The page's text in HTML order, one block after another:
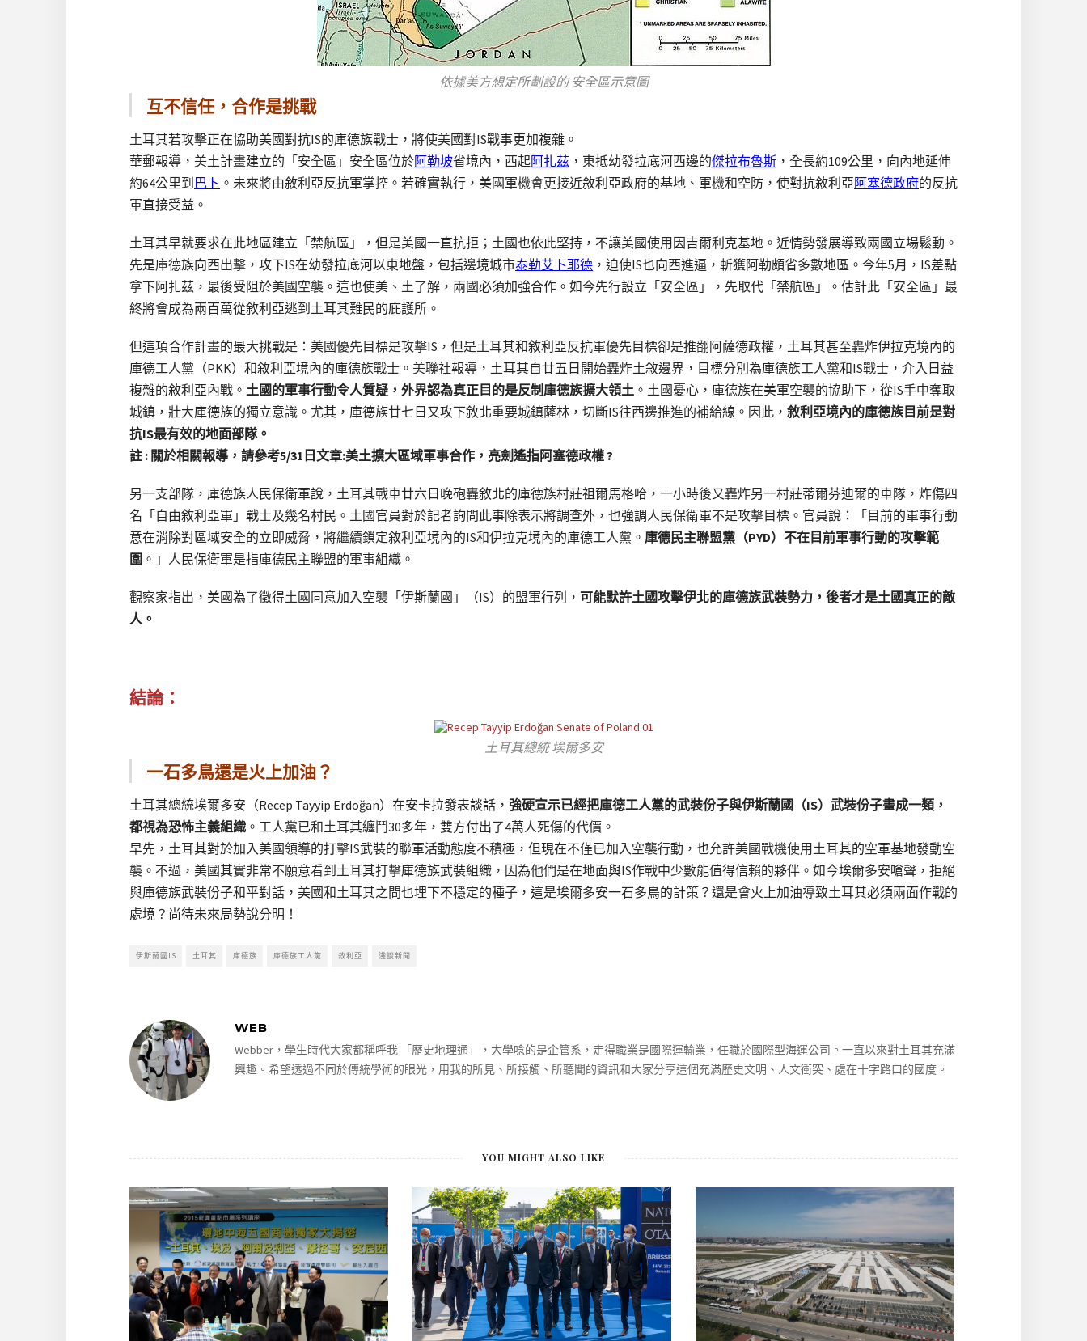
依據美方想定所劃設的 安全區示意圖
互不信任，合作是挑戰
土耳其若攻擊正在協助美國對抗IS的庫德族戰士，將使美國對IS戰事更加複雜。
華郵報導，美土計畫建立的「安全區」安全區位於阿勒坡省境內，西起阿扎茲 ，東抵幼發拉底河西邊的傑拉布魯斯 ，全長約109公里，向內地延伸
約64公里到 巴卜 。未來將由敘利亞反抗軍掌控。若確實執行，美國軍機會更接近敘利亞政府的基地、軍機和空防，使對抗敘利亞阿塞德政府的反抗
軍直接受益。
土耳其早就要求在此地區建立「禁航區」，但是美國一直抗拒；土國也依此堅持，不讓美國使用因吉爾利克基地。近情勢發展導致兩國立場鬆動。
先是庫德族向西出擊，攻下IS在幼發拉底河以東地盤，包括邊境城市泰勒艾卜耶德 ，迫使IS也向西進逼，斬獲阿勒頗省多數地區。今年5月，IS差點
拿下阿扎茲，最後受阻於美國空襲。這也使美、土了解，兩國必須加強合作。如今先行設立「安全區」，先取代「禁航區」。估計此「安全區」最
終將會成為兩百萬從敘利亞逃到土耳其難民的庇護所。
但這項合作計畫的最大挑戰是：美國優先目標是攻擊IS，但是土耳其和敘利亞反抗軍優先目標卻是推翻阿薩德政權，土耳其甚至轟炸伊拉克境內的
庫德工人黨（PKK）和敘利亞境內的庫德族戰士。美聯社報導，土耳其自廿五日開始轟炸土敘邊界，目標分別為庫德族工人黨和IS戰士，介入日益
複雜的敘利亞內戰。 土國的軍事行動令人質疑，外界認為真正目的是反制庫德族擴大領土 。土國憂心，庫德族在美軍空襲的協助下，從IS手中奪取
城鎮，壯大庫德族的獨立意識。尤其，庫德族廿七日又攻下敘北重要城鎮薩林，切斷IS往西邊推進的補給線。因此， 敘利亞境內的庫德族目前是對
抗IS最有效的地面部隊。
註 : 關於相關報導，請參考5/31日文章:美土擴大區域軍事合作，亮劍遙指阿塞德政權 ?
另一支部隊，庫德族人民保衛軍說，土耳其戰車廿六日晚砲轟敘北的庫德族村莊祖爾馬格哈，一小時後又轟炸另一村莊蒂爾芬迪爾的車隊，炸傷四
名「自由敘利亞軍」戰士及幾名村民。土國官員對於記者詢問此事除表示將調查外，也強調人民保衛軍不是攻擊目標。官員說：「目前的軍事行動
意在消除對區域安全的立即威脅，將繼續鎖定敘利亞境內的IS和伊拉克境內的庫德工人黨。 庫德民主聯盟黨（PYD）不在目前軍事行動的攻擊範
圍 。」人民保衛軍是指庫德民主聯盟的軍事組織。
觀察家指出，美國為了徵得土國同意加入空襲「伊斯蘭國」（IS）的盟軍行列， 可能默許土國攻擊伊北的庫德族武裝勢力，後者才是土國真正的敵
人。
結論：
土耳其總統 埃爾多安
一石多鳥還是火上加油？
土耳其總統埃爾多安（Recep Tayyip Erdoğan）在安卡拉發表談話， 強硬宣示已經把庫德工人黨的武裝份子與伊斯蘭國（IS）武裝份子畫成一類，
都視為恐怖主義組織 。工人黨已和土耳其纏鬥30多年，雙方付出了4萬人死傷的代價。
早先，土耳其對於加入美國領導的打擊IS武裝的聯軍活動態度不積極，但現在不僅已加入空襲行動，也允許美國戰機使用土耳其的空軍基地發動空
襲。不過，美國其實非常不願意看到土耳其打擊庫德族武裝組織，因為他們是在地面與IS作戰中少數能值得信賴的夥伴。如今埃爾多安嗆聲，拒絕
與庫德族武裝份子和平對話，美國和土耳其之間也埋下不穩定的種子，這是埃爾多安一石多鳥的計策？還是會火上加油導致土耳其必須兩面作戰的
處境？尚待未來局勢說分明！
伊斯蘭國IS 土耳其 庫德族 庫德族工人黨 敘利亞 淺談新聞
WEB
Webber，學生時代大家都稱呼我 「歷史地理通」，大學唸的是企管系，走得職業是國際運輸業，任職於國際型海運公司。一直以來對土耳其充滿
興趣。希望透過不同於傳統學術的眼光，用我的所見、所接觸、所聽聞的資訊和大家分享這個充滿歷史文明、人文衝突、處在十字路口的國度。
YOU MIGHT ALSO LIKE